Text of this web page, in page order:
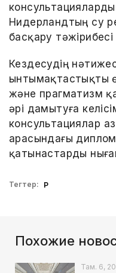
Нидерландтың су
басқару
Кездесудің
ынтымақтастықты
және прагматизм
әрі дамытуға
консультациялар
арасындағы
қатынастарды
Тегтер: ҚР
Похожие
Там. 6,